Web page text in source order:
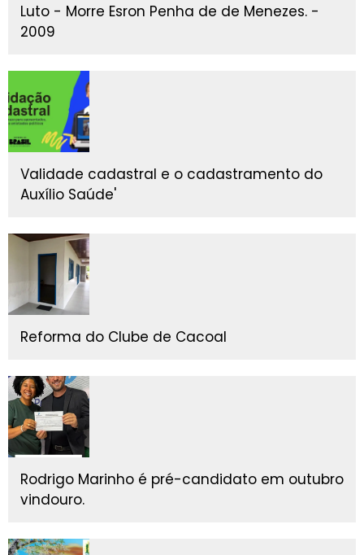
Luto - Morre Esron Penha de de Menezes. -
2009
Validade cadastral e o cadastramento do
Auxílio Saúde'
Reforma do Clube de Cacoal
Rodrigo Marinho é pré-candidato em outubro
vindouro.